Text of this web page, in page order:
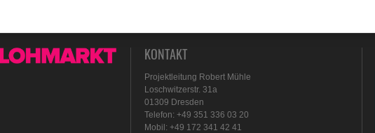
KONTAKT
Projektleitung Robert Mühle
Loschwitzerstr. 31a
01309 Dresden
Telefon: +49 351 336 03 20
Mobil: +49 172 341 42 41